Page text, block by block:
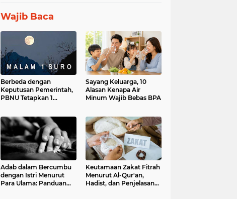
Wajib Baca
Berbeda dengan
Keputusan Pemerintah,
PBNU Tetapkan 1
Sayang Keluarga, 10
Alasan Kenapa Air
Minum Wajib Bebas BPA
Adab dalam Bercumbu
dengan Istri Menurut
Para Ulama: Panduan
Keutamaan Zakat Fitrah
Menurut Al-Qur'an,
Hadist, dan Penjelasan